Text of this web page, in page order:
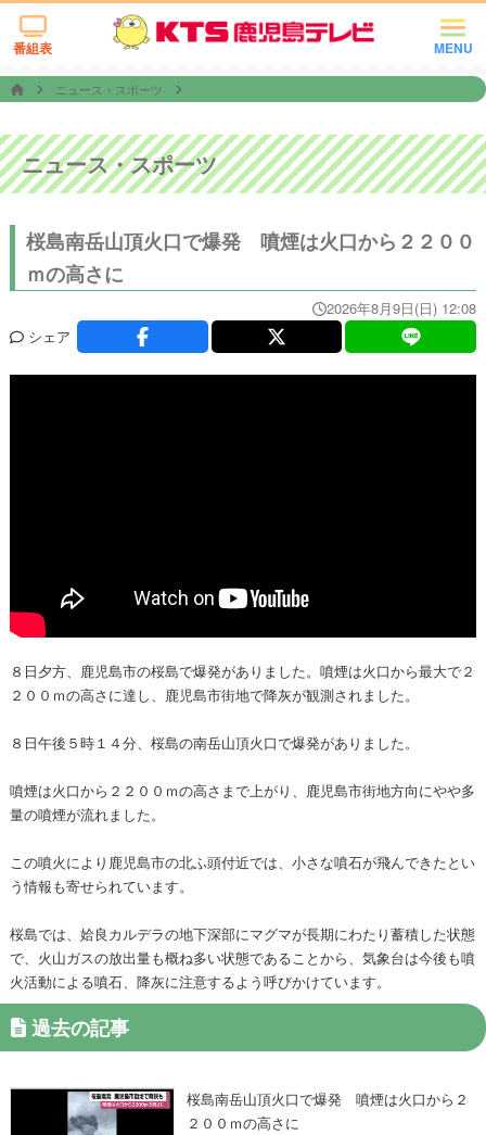
MENU
番組表
ニュース・スポーツ
ニュース・スポーツ
桜島南岳山頂火口で爆発 噴煙は火口から２２００
ｍの高さに
2026年8月9日(日) 12:08
シェア
８日夕方、鹿児島市の桜島で爆発がありました。噴煙は火口から最大で２
２００ｍの高さに達し、鹿児島市街地で降灰が観測されました。
８日午後５時１４分、桜島の南岳山頂火口で爆発がありました。
噴煙は火口から２２００ｍの高さまで上がり、鹿児島市街地方向にやや多
量の噴煙が流れました。
この噴火により鹿児島市の北ふ頭付近では、小さな噴石が飛んできたとい
う情報も寄せられています。
桜島では、姶良カルデラの地下深部にマグマが長期にわたり蓄積した状態
で、火山ガスの放出量も概ね多い状態であることから、気象台は今後も噴
火活動による噴石、降灰に注意するよう呼びかけています。
過去の記事
桜島南岳山頂火口で爆発 噴煙は火口から２
２００ｍの高さに